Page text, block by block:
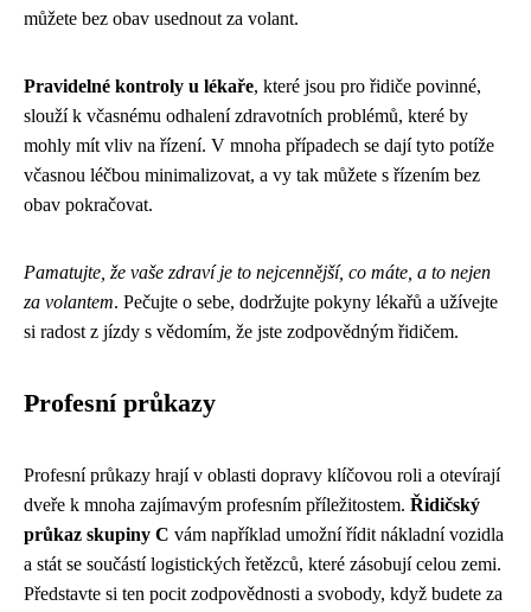
můžete bez obav usednout za volant.
Pravidelné kontroly u lékaře, které jsou pro řidiče povinné,
slouží k včasnému odhalení zdravotních problémů, které by
mohly mít vliv na řízení. V mnoha případech se dají tyto potíže
včasnou léčbou minimalizovat, a vy tak můžete s řízením bez
obav pokračovat.
Pamatujte, že vaše zdraví je to nejcennější, co máte, a to nejen
za volantem. Pečujte o sebe, dodržujte pokyny lékařů a užívejte
si radost z jízdy s vědomím, že jste zodpovědným řidičem.
Profesní průkazy
Profesní průkazy hrají v oblasti dopravy klíčovou roli a otevírají
dveře k mnoha zajímavým profesním příležitostem. Řidičský
průkaz skupiny C vám například umožní řídit nákladní vozidla
a stát se součástí logistických řetězců, které zásobují celou zemi.
Představte si ten pocit zodpovědnosti a svobody, když budete za